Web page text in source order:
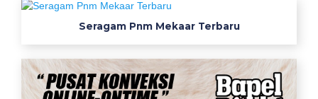
Seragam Pnm Mekaar Terbaru